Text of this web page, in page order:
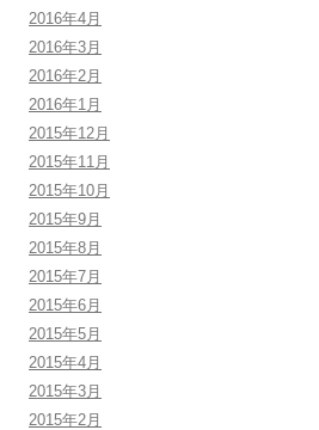
2016年4月
2016年3月
2016年2月
2016年1月
2015年12月
2015年11月
2015年10月
2015年9月
2015年8月
2015年7月
2015年6月
2015年5月
2015年4月
2015年3月
2015年2月